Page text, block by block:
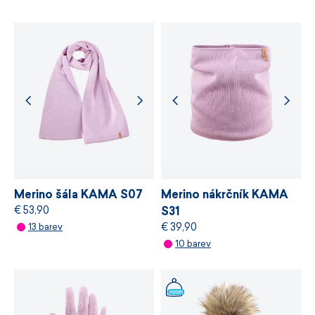
Model 5061 má rád volnost.
V pohybu, ve vrstvení i v
tom, jak si ho vezmete. Stačí obléct a nechat plastický
úplet, ať udělá svou práci.
Jednobarevný dámský pletený svetr s plastickým
vzorem.
100 % jemná merino vlna.
Volnější dámský střih.
ekologického standardu
stanovuje požadavky na bezpečnost
chemických látek, odpovědné využívání zdrojů
a řízení výrobních procesů.
VÍCE INFORMACÍ
Merino šála KAMA S07
€ 53,90
13 barev
Merino nákrčník KAMA
S31
€ 39,90
10 barev